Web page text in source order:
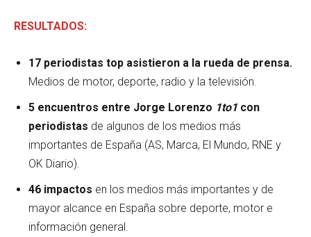
RESULTADOS:
17 periodistas top asistieron a la rueda de prensa.
Medios de motor, deporte, radio y la televisión.
5 encuentros entre Jorge Lorenzo 1to1 con
periodistas de algunos de los medios más
importantes de España (AS, Marca, El Mundo, RNE y
OK Diario).
46 impactos en los medios más importantes y de
mayor alcance en España sobre deporte, motor e
información general.